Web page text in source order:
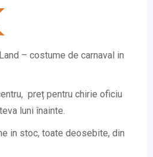
– costume de carnaval in
preț pentru chirie oficiu
luni înainte.
in stoc, toate deosebite, din